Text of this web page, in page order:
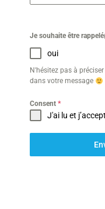
Je souhaite être
oui
N'hésitez pas à
dans votre message
Consent*
J'ai lu et